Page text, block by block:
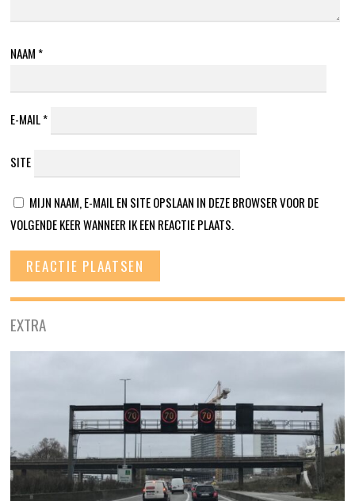
NAAM *
E-MAIL*
SITE
MIJN NAAM, E-MAIL EN SITE OPSLAAN IN DEZE BROWSER VOOR DE
VOLGENDE KEER WANNEER IK EEN REACTIE PLAATS.
EXTRA